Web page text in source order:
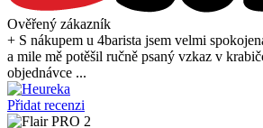
Ověřený zákazník
+ S nákupem u 4barista jsem velmi
a mile mě potěšil ručně psaný vzkaz v
objednávce ...
Přidat recenzi